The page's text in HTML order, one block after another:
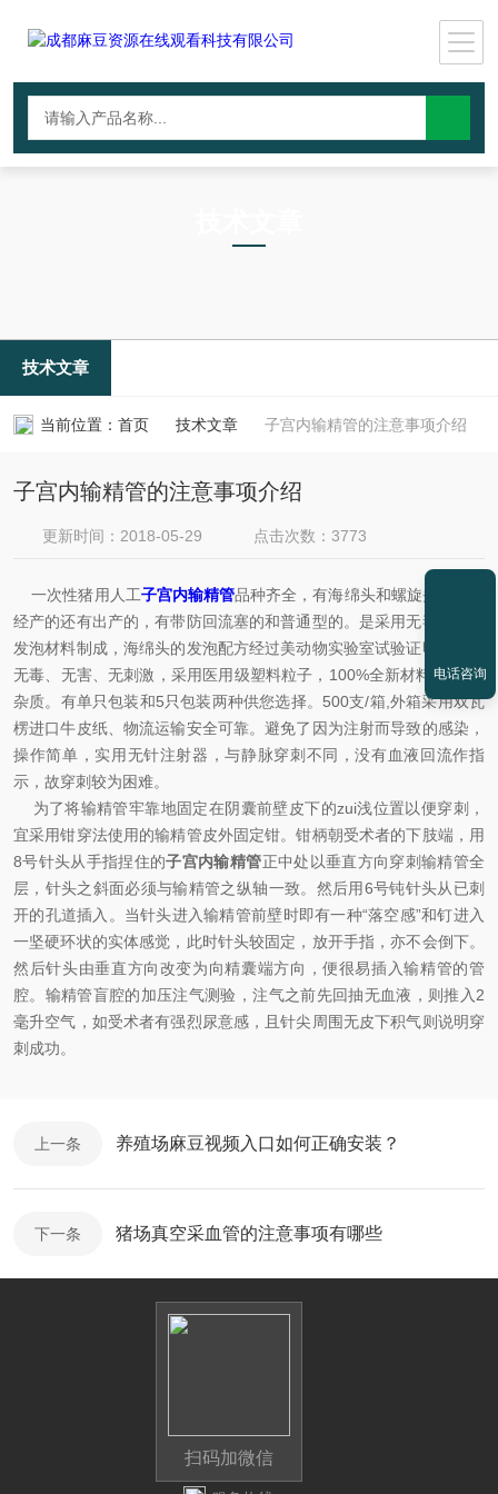
技术文章
当前位置： 首页 技术文章 子宫内输精管的注意事项介绍
子宫内输精管的注意事项介绍
更新时间：2018-05-29 点击次数：3773
一次性猪用人工子宫内输精管品种齐全，有海绵头和螺旋头的，有
经产的还有出产的，有带防回流塞的和普通型的。是采用无毒高弹性
发泡材料制成，海绵头的发泡配方经过美动物实验室试验证明对精子
无毒、无害、无刺激，采用医用级塑料粒子，100%全新材料，*回收
杂质。有单只包装和5只包装两种供您选择。500支/箱,外箱采用双瓦
楞进口牛皮纸、物流运输安全可靠。避免了因为注射而导致的感染，
操作简单，实用无针注射器，与静脉穿刺不同，没有血液回流作指
示，故穿刺较为困难。
为了将输精管牢靠地固定在阴囊前壁皮下的zui浅位置以便穿刺，
宜采用钳穿法使用的输精管皮外固定钳。钳柄朝受术者的下肢端，用
8号针头从手指捏住的子宫内输精管正中处以垂直方向穿刺输精管全
层，针头之斜面必须与输精管之纵轴一致。然后用6号钝针头从已刺
开的孔道插入。当针头进入输精管前壁时即有一种“落空感”和钉进入
一坚硬环状的实体感觉，此时针头较固定，放开手指，亦不会倒下。
然后针头由垂直方向改变为向精囊端方向，便很易插入输精管的管
腔。输精管盲腔的加压注气测验，注气之前先回抽无血液，则推入2
毫升空气，如受术者有强烈尿意感，且针尖周围无皮下积气则说明穿
刺成功。
上一条 养殖场麻豆视频入口如何正确安装？
下一条 猪场真空采血管的注意事项有哪些
扫码加微信
电话咨询